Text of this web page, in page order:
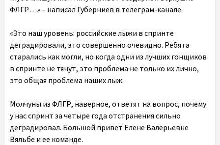
ФЛГР…» – написал Губерниев в телеграм-канале.
«Это наш уровень: российские лыжи в спринте
деградировали, это совершенно очевидно. Ребята
старались как могли, но когда одни из лучших гонщиков
в спринте не тянут, это проблема не только их лично,
это общая проблема наших лыж.
Молчуны из ФЛГР, наверное, ответят на вопрос, почему
у нас спринт за четыре года отстранения сильно
деградировал. Большой привет Елене Валерьевне
Вяльбе и ее команде.